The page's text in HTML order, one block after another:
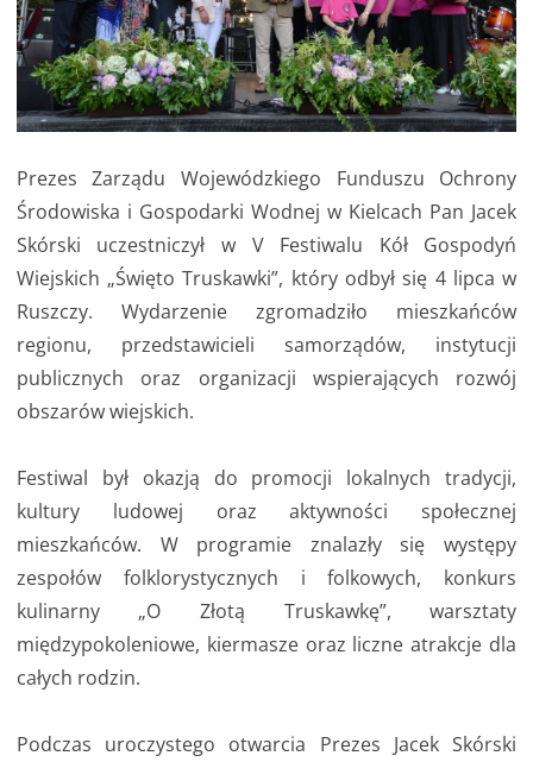
Prezes Zarządu Wojewódzkiego Funduszu Ochrony
Środowiska i Gospodarki Wodnej w Kielcach Pan Jacek
Skórski uczestniczył w V Festiwalu Kół Gospodyń
Wiejskich „Święto Truskawki”, który odbył się 4 lipca w
Ruszczy. Wydarzenie zgromadziło mieszkańców
regionu, przedstawicieli samorządów, instytucji
publicznych oraz organizacji wspierających rozwój
obszarów wiejskich.
Festiwal był okazją do promocji lokalnych tradycji,
kultury ludowej oraz aktywności społecznej
mieszkańców. W programie znalazły się występy
zespołów folklorystycznych i folkowych, konkurs
kulinarny „O Złotą Truskawkę”, warsztaty
międzypokoleniowe, kiermasze oraz liczne atrakcje dla
całych rodzin.
Podczas uroczystego otwarcia Prezes Jacek Skórski